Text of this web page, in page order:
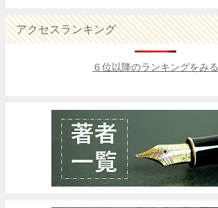
アクセスランキング
６位以降のランキングをみる